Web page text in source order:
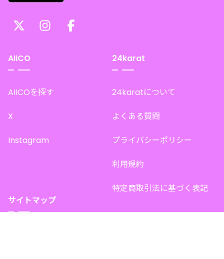
AIICO
AIICOを探す
X
Instagram
24karat
24karatについて
よくある質問
プライバシーポリシー
利用規約
特定商取引法に基づく表記
サイトマップ